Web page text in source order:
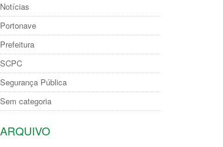
Notícias
Portonave
Prefeitura
SCPC
Segurança Pública
Sem categoria
ARQUIVO